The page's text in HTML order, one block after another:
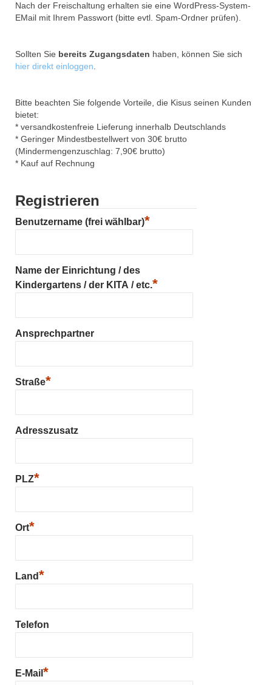
Nach der Freischaltung erhalten sie eine WordPress-System-
EMail mit Ihrem Passwort (bitte evtl. Spam-Ordner prüfen).
Sollten Sie bereits Zugangsdaten haben, können Sie sich
hier direkt einloggen
Bitte beachten Sie folgende Vorteile, die Kisus seinen Kunden
bietet:
* versandkostenfreie Lieferung innerhalb Deutschlands
* Geringer Mindestbestellwert von 30€ brutto
(Mindermengenzuschlag: 7,90€ brutto)
* Kauf auf Rechnung
Registrieren
Benutzername (frei wählbar)*
Name der Einrichtung / des
Kindergartens / der KITA / etc.*
Ansprechpartner
Straße*
Adresszusatz
PLZ*
Ort*
Land*
Telefon
E-Mail *